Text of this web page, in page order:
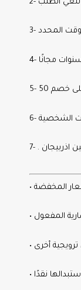
المفعول
أخرى
نقدًا